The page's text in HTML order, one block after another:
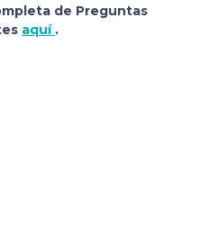
de Preguntas
aquí .